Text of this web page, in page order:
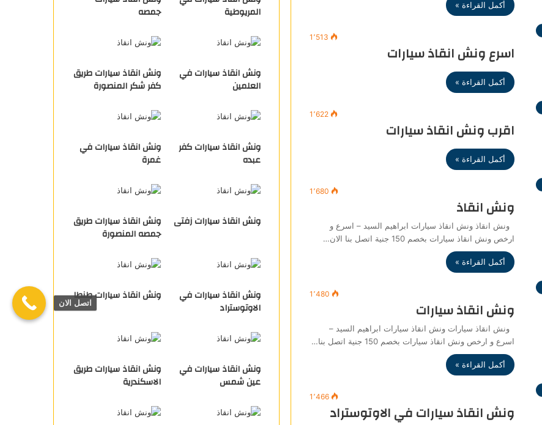
أكمل القراءة »
1٬513
اسرع ونش انقاذ سيارات
أكمل القراءة »
1٬622
اقرب ونش انقاذ سيارات
أكمل القراءة »
1٬680
ونش انقاذ
ونش انقاذ ونش انقاذ سيارات ابراهيم السيد – اسرع و
ارخص ونش انقاذ سيارات بخصم 150 جنية اتصل بنا الان…
أكمل القراءة »
1٬480
ونش انقاذ سيارات
ونش انقاذ سيارات ونش انقاذ سيارات ابراهيم السيد –
اسرع و ارخص ونش انقاذ سيارات بخصم 150 جنية اتصل بنا…
أكمل القراءة »
1٬466
ونش انقاذ سيارات في الاوتوستراد
المريوطية
جمصه
ونش انقاذ سيارات في
العلمين
ونش انقاذ سيارات طريق
كفر شكر المنصورة
ونش انقاذ سيارات كفر
عبده
ونش انقاذ سيارات في
غمرة
ونش انقاذ سيارات زفتى
ونش انقاذ سيارات طريق
جمصه المنصورة
ونش انقاذ سيارات في
الاوتوستراد
ونش انقاذ سيارات طنطا
ونش انقاذ سيارات في
عين شمس
ونش انقاذ سيارات طريق
الاسكندرية
اتصل الان